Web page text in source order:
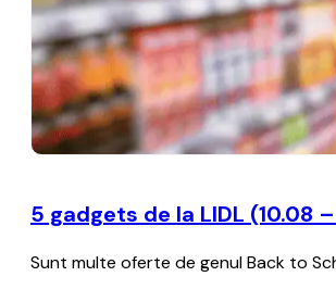
5 gadgets de la LIDL (10.08
Sunt multe oferte de genul Back to